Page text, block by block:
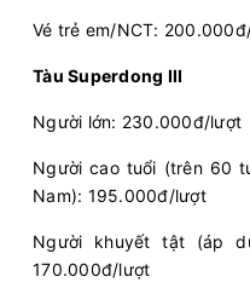
Vé trẻ em/NCT:
Tàu Superdong III
Người lớn: 230.000đ/lượt
Người cao tuổi (trên 60
Nam): 195.000đ/lượt
Người khuyết tật (áp
170.000đ/lượt